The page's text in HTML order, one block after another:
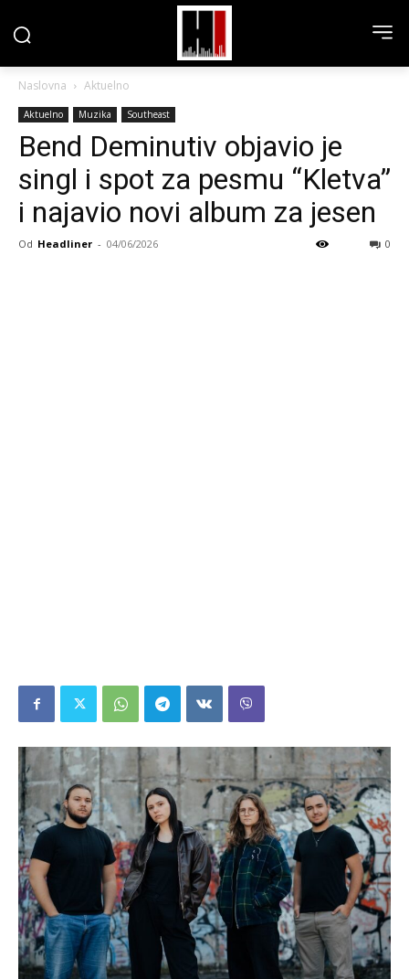
Naslovna Aktuelno
Aktuelno Muzika Southeast
Bend Deminutiv objavio je
singl i spot za pesmu “Kletva”
i najavio novi album za jesen
Od Headliner - 04/06/2026 0